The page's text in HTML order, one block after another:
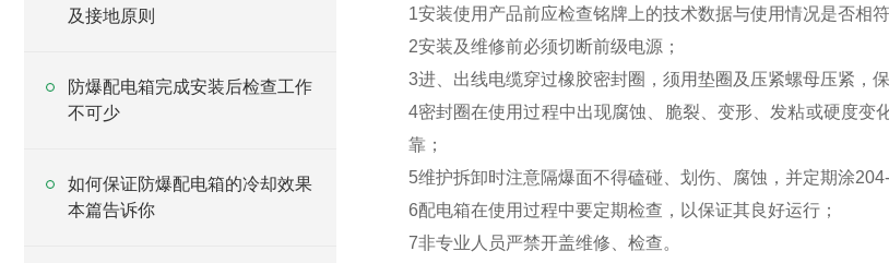
及接地原则
防爆配电箱完成安装后检查工作
不可少
如何保证防爆配电箱的冷却效果
本篇告诉你
1安装使用产品前应检查铭牌上的技术数据与使用情况是否相符
2安装及维修前必须切断前级电源；
3进、出线电缆穿过橡胶密封圈，须用垫圈及压紧螺母压紧，
4密封圈在使用过程中出现腐蚀、脆裂、变形、发粘或硬度
靠；
5维护拆卸时注意隔爆面不得磕碰、划伤、腐蚀，并定期涂204-
6配电箱在使用过程中要定期检查，以保证其良好运行；
7非专业人员严禁开盖维修、检查。